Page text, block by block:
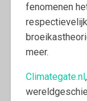
fenomenen
meer.
Climategate.nl